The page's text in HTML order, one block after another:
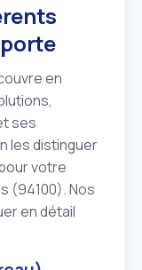
en
ses
les distinguer
votre
(94100). Nos
en détail